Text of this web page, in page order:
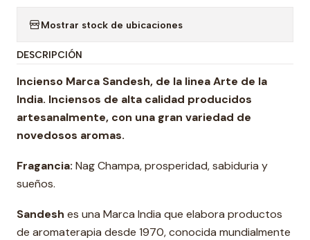
Mostrar stock de ubicaciones
DESCRIPCIÓN
Incienso Marca Sandesh, de la linea Arte de la
India. Inciensos de alta calidad producidos
artesanalmente, con una gran variedad de
novedosos aromas.
Fragancia: Nag Champa, prosperidad, sabiduria y
sueños.
Sandesh es una Marca India que elabora productos
de aromaterapia desde 1970, conocida mundialmente